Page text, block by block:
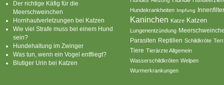
Der richtige Käfig für die
Meerschweinchen
Hornhautverletzungen bei Katzen
Wie viel Strafe muss bei einem Hund
sein?
Hundehaltung im Zwinger
Was tun, wenn ein Vogel entfliegt?
Blutiger Urin bei Katzen
Hundekrankheiten Impfung
Kaninchen Katze Katzen
Lungenentzündung
Parasiten Reptilien Schildkröte
Tiere Tierärzte Allgemein
Wasserschildkröten Welpen
Wurmerkrankungen